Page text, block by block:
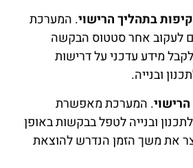
בתהליך הרישוי. המערכת
לעקוב אחר סטטוס הבקשה
מידע עדכני על דרישות
ובנייה.
. המערכת מאפשרת
ובנייה לטפל בבקשות באופן
את משך הזמן הנדרש להוצאת